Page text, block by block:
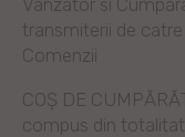
transmiterii de
Comenzii
COȘ DE
compus din